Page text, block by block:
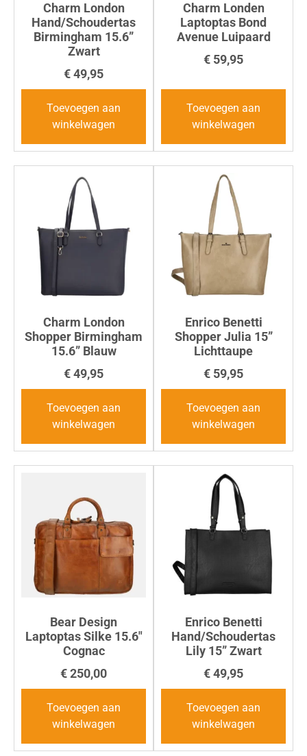
Charm London
Hand/Schoudertas
Birmingham 15.6”
Zwart
€49,95
Toevoegen aan
winkelwagen
Charm Londen
Laptoptas Bond
Avenue Luipaard
€ 59,95
Toevoegen aan
winkelwagen
Charm London
Shopper Birmingham
15.6” Blauw
€49,95
Toevoegen aan
winkelwagen
Enrico Benetti
Shopper Julia 15”
Lichttaupe
€ 59,95
Toevoegen aan
winkelwagen
Bear Design
Laptoptas Silke 15.6″
Cognac
€250,00
Toevoegen aan
winkelwagen
Enrico Benetti
Hand/Schoudertas
Lily 15” Zwart
€49,95
Toevoegen aan
winkelwagen